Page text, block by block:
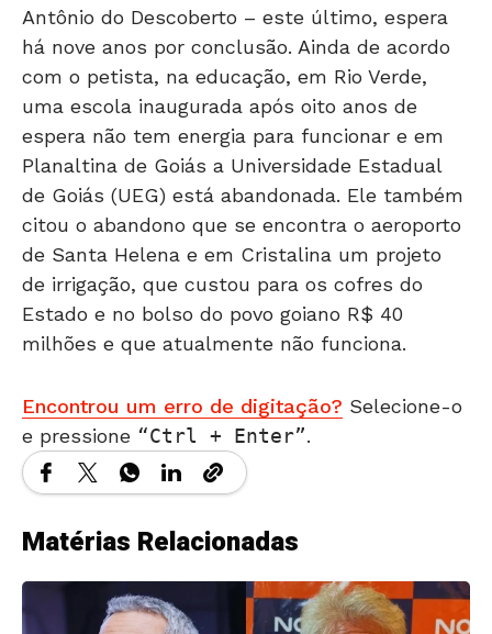
Antônio do Descoberto – este último, espera
há nove anos por conclusão. Ainda de acordo
com o petista, na educação, em Rio Verde,
uma escola inaugurada após oito anos de
espera não tem energia para funcionar e em
Planaltina de Goiás a Universidade Estadual
de Goiás (UEG) está abandonada. Ele também
citou o abandono que se encontra o aeroporto
de Santa Helena e em Cristalina um projeto
de irrigação, que custou para os cofres do
Estado e no bolso do povo goiano R$ 40
milhões e que atualmente não funciona.
Encontrou um erro de digitação? Selecione-o
e pressione
Ctrl + Enter .
Matérias Relacionadas